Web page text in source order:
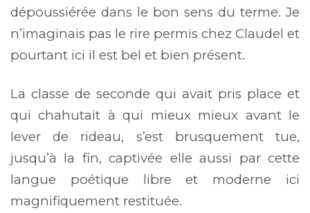
dépoussiérée dans le bon sens du terme. Je
n’imaginais pas le rire permis chez Claudel et
pourtant ici il est bel et bien présent.
La classe de seconde qui avait pris place et
qui chahutait à qui mieux mieux avant le
lever de rideau, s’est brusquement tue,
jusqu’à la fin, captivée elle aussi par cette
langue poétique libre et moderne ici
magnifiquement restituée.